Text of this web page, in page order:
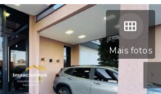
Mais fotos